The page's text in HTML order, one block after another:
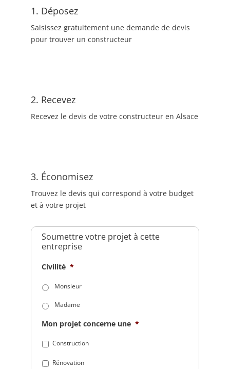
1. Déposez
Saisissez gratuitement une demande de devis
pour trouver un constructeur
2. Recevez
Recevez le devis de votre constructeur en Alsace
3. Économisez
Trouvez le devis qui correspond à votre budget
et à votre projet
Soumettre votre projet à cette
entreprise
Civilité *
Monsieur
Madame
Mon projet concerne une *
Construction
Rénovation